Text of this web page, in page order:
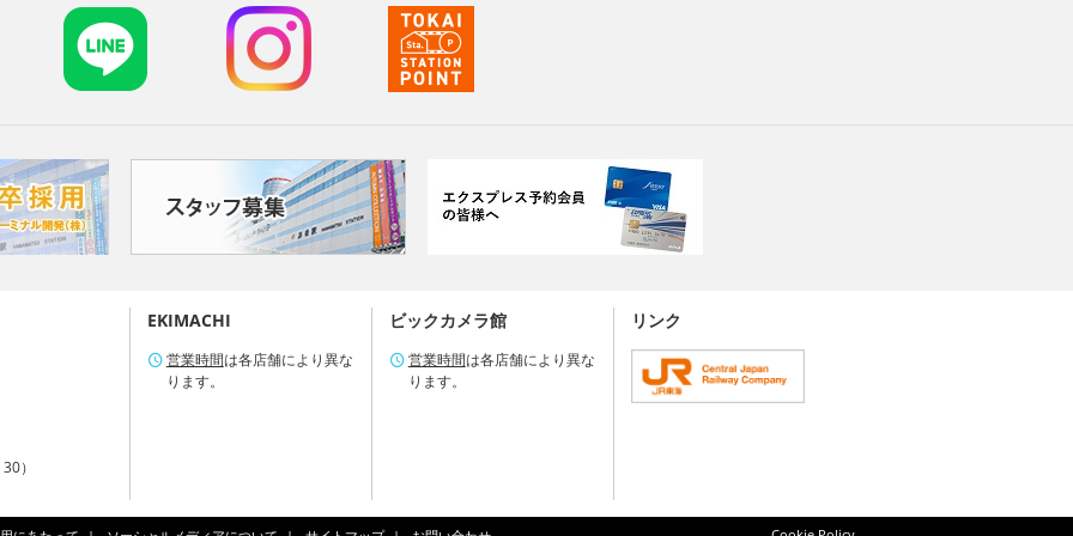
）
EKIMACHI
営業時間は各店舗により異な
ります。
ビックカメラ館
営業時間は各店舗により異な
ります。
リンク